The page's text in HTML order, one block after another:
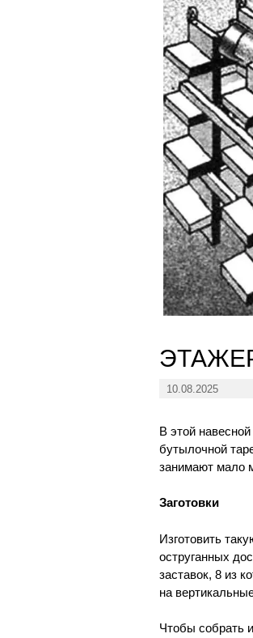
10.08.2025
В этой
бутылочной
занимают мало
Заготовки
Изготовить
оструганных
заставок, 8 из
на
Чтобы собрать